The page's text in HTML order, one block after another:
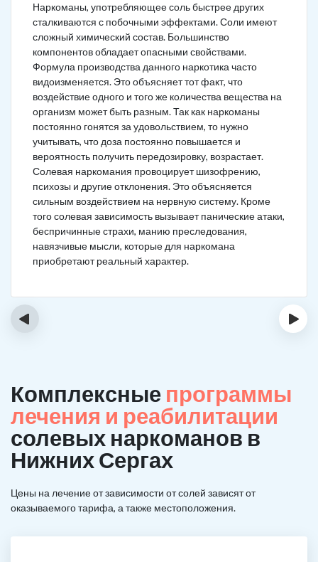
Наркоманы, употребляющее соль быстрее других
сталкиваются с побочными эффектами. Соли имеют
сложный химический состав. Большинство
компонентов обладает опасными свойствами.
Формула производства данного наркотика часто
видоизменяется. Это объясняет тот факт, что
воздействие одного и того же количества вещества на
организм может быть разным. Так как наркоманы
постоянно гонятся за удовольствием, то нужно
учитывать, что доза постоянно повышается и
вероятность получить передозировку, возрастает.
Солевая наркомания провоцирует шизофрению,
психозы и другие отклонения. Это объясняется
сильным воздействием на нервную систему. Кроме
того солевая зависимость вызывает панические атаки,
беспричинные страхи, манию преследования,
навязчивые мысли, которые для наркомана
приобретают реальный характер.
‹ ›
Комплексные программы
лечения и реабилитации
солевых наркоманов в
Нижних Сергах
Цены на лечение от зависимости от солей зависят от
оказываемого тарифа, а также местоположения.